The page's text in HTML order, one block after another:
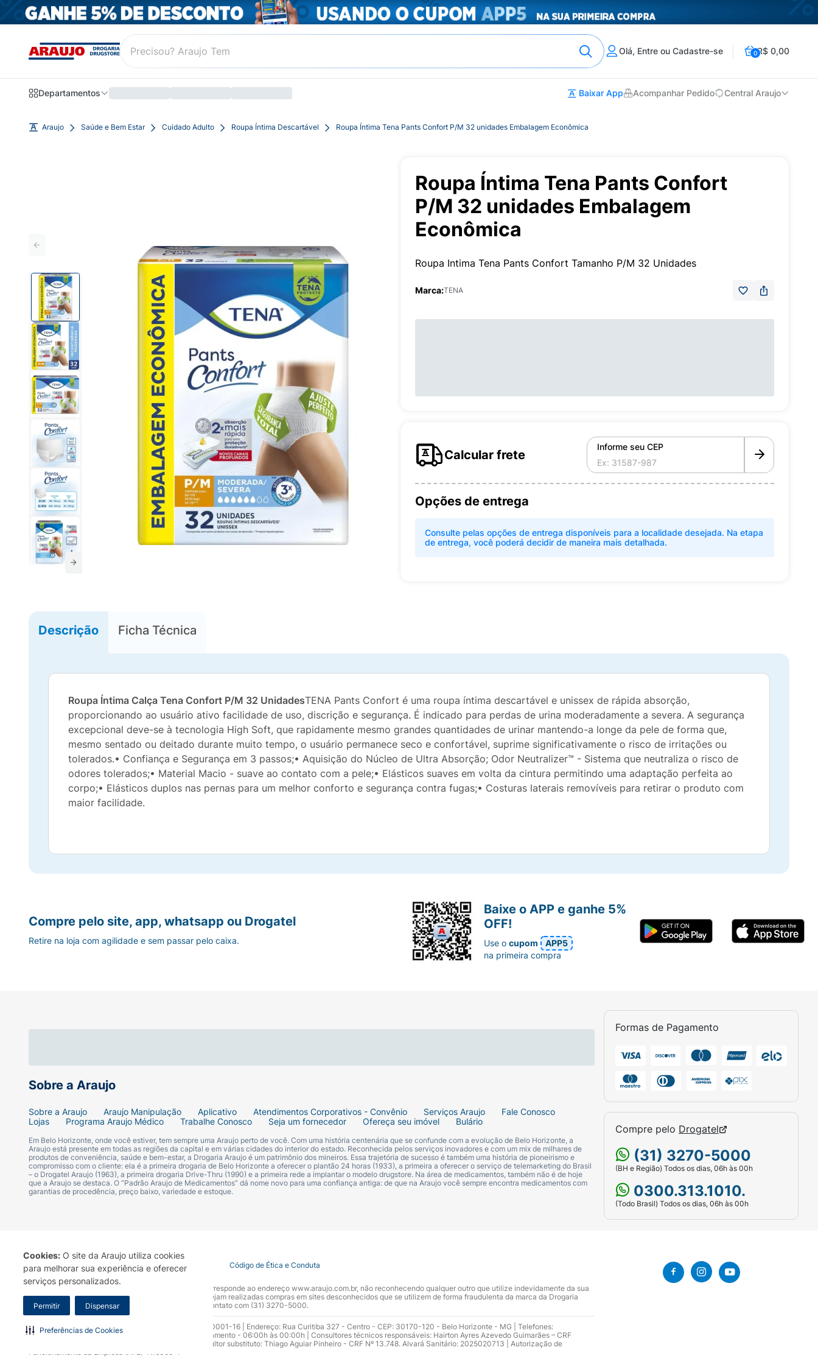
Cookies: O site da Araujo utiliza cookies
para melhorar sua experiência e oferecer
serviços personalizados.
Permitir Dispensar
Preferências de Cookies
Olá, Entre ou Cadastre-se 0R$ 0,00
Departamentos Baixar App Acompanhar Pedido Central Araujo
Araujo Saúde e Bem Estar Cuidado Adulto Roupa Íntima Descartável Roupa Íntima Tena Pants Confort P/M 32 unidades Embalagem Econômica
Roupa Íntima Tena Pants Confort
P/M 32 unidades Embalagem
Econômica
Roupa Intima Tena Pants Confort Tamanho P/M 32 Unidades
Marca:TENA
Calcular frete
Informe seu CEP
Opções de entrega
Consulte pelas opções de entrega disponíveis para a localidade desejada. Na etapa
de entrega, você poderá decidir de maneira mais detalhada.
Descrição Ficha Técnica
Roupa Íntima Calça Tena Confort P/M 32 UnidadesTENA Pants Confort é uma roupa íntima descartável e unissex de rápida absorção,
proporcionando ao usuário ativo facilidade de uso, discrição e segurança. É indicado para perdas de urina moderadamente a severa. A segurança
excepcional deve-se à tecnologia High Soft, que rapidamente mesmo grandes quantidades de urinar mantendo-a longe da pele de forma que,
mesmo sentado ou deitado durante muito tempo, o usuário permanece seco e confortável, suprime significativamente o risco de irritações ou
tolerados.• Confiança e Segurança em 3 passos;• Aquisição do Núcleo de Ultra Absorção; Odor Neutralizer™ - Sistema que neutraliza o risco de
odores tolerados;• Material Macio - suave ao contato com a pele;• Elásticos suaves em volta da cintura permitindo uma adaptação perfeita ao
corpo;• Elásticos duplos nas pernas para um melhor conforto e segurança contra fugas;• Costuras laterais removíveis para retirar o produto com
maior facilidade.
Sobre a Araujo
Sobre a Araujo Araujo Manipulação Aplicativo Atendimentos Corporativos - Convênio Serviços Araujo
Fale Conosco
Lojas
Programa Araujo Médico Trabalhe Conosco Seja um fornecedor Ofereça seu imóvel Bulário
Em Belo Horizonte, onde você estiver, tem sempre uma Araujo perto de você. Com uma história centenária que se confunde com a evolução de Belo Horizonte, a
Araujo está presente em todas as regiões da capital e em várias cidades do interior do estado. Reconhecida pelos serviços inovadores e com um mix de milhares de
produtos de conveniência, saúde e bem-estar, a Drogaria Araujo é um patrimônio dos mineiros. Essa trajetória de sucesso é também uma história de pioneirismo e
compromisso com o cliente: ela é a primeira drogaria de Belo Horizonte a oferecer o plantão 24 horas (1933), a primeira a oferecer o serviço de telemarketing do Brasil
– o Drogatel Araujo (1963), a primeira drogaria Drive-Thru (1990) e a primeira rede a implantar o modelo drugstore. Na área de medicamentos, também não é de hoje
que a Araujo se destaca. O “Padrão Araujo de Medicamentos” dá nome novo para uma confiança antiga: de que na Araujo você sempre encontra medicamentos com
garantias de procedência, preço baixo, variedade e estoque.
Formas de Pagamento
Compre pelo Drogatel
(31) 3270-5000
(BH e Região) Todos os dias, 06h às 00h
0300.313.1010.
(Todo Brasil) Todos os dias, 06h às 00h
Compre pelo site, app, whatsapp ou Drogatel
Retire na loja com agilidade e sem passar pelo caixa.
Baixe o APP e ganhe 5%
OFF!
Use ocupom
APP5
na primeira compra
Termo de Uso Portal da Privacidade Covid-19 Código de Ética e Conduta
A Drogaria Araujo S/A informa que o seu site oficial corresponde ao endereço www.araujo.com.br, não reconhecendo qualquer outro que utilize indevidamente da sua
marca. Para sua segurança recomendamos que não sejam realizadas compras em sites desconhecidos que se utilizem de forma fraudulenta da marca da Drogaria
Araujo S.A. Em caso de dúvidas, gentileza entrar em contato com (31) 3270-5000.
Razão Social: Drogaria Araujo S.A | CNPJ: 17.256.512.0001-16 | Endereço: Rua Curitiba 327 - Centro - CEP: 30170-120 - Belo Horizonte - MG | Telefones:
0300.313.1010 e (31) 3270-5000 Horário de funcionamento - 06:00h às 00:00h | Consultores técnicos responsáveis: Hairton Ayres Azevedo Guimarães – CRF
10.965 | Yasmin Silva Alvarenga – CRF 52.584 - Consultor substituto: Thiago Aguiar Pinheiro - CRF Nº 13.748. Alvará Sanitário: 2025020713 | Autorização de
Funcionamento da Empresa (AFE): 7.16355-1